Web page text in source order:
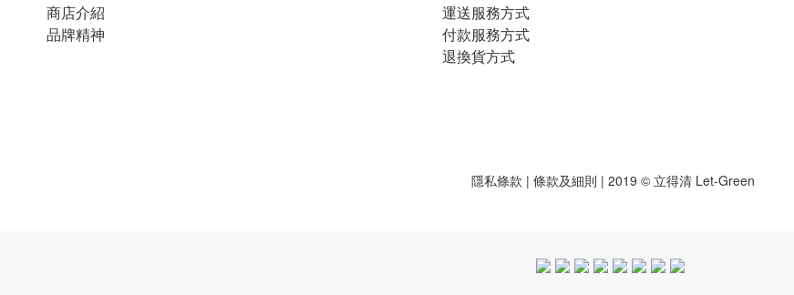
商店介紹
品牌精神
運送服務方式
付款服務方式
退換貨方式
隱私條款 | 條款及細則 | 2019 © 立得清 Let-Green